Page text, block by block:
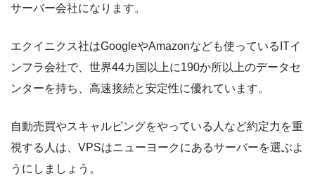
サーバー会社になります。
エクイニクス社はGoogleやAmazonなども使っているITイ
ンフラ会社で、世界44カ国以上に190か所以上のデータセ
ンターを持ち、高速接続と安定性に優れています。
自動売買やスキャルピングをやっている人など約定力を重
視する人は、VPSはニューヨークにあるサーバーを選ぶよ
うにしましょう。